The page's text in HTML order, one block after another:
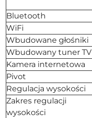
Bluetooth
WiFi
Wbudowane głośniki
Wbudowany tuner TV
Kamera internetowa
Pivot
Regulacja wysokości
Zakres regulacji
wysokości